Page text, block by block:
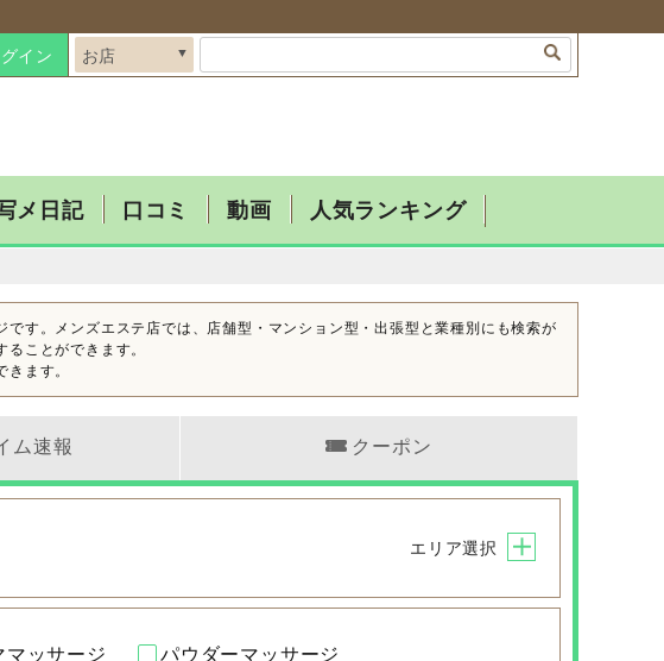
イン
メ日記 口コミ 動画 人気ランキング
す。メンズエステ店では、店舗型・マンション型・出張型と業種別にも検索が
ことができます。
ます。
ム速報 クーポン
エリア選択
マッサージ
パウダーマッサージ